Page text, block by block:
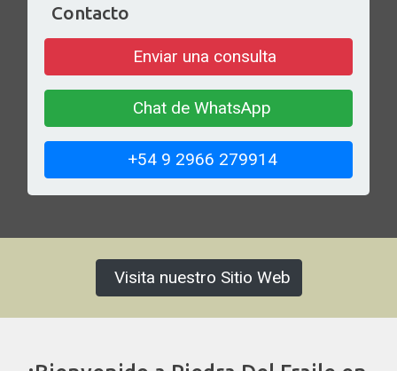
Contacto
Enviar una consulta
Chat de WhatsApp
+54 9 2966 279914
Visita nuestro Sitio Web